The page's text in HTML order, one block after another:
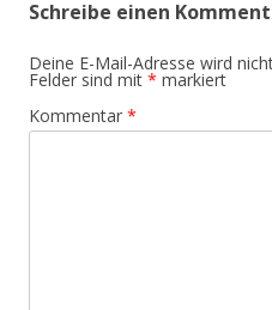
Schreibe einen
Deine E-Mail-Adresse wird
Felder sind mit * markiert
Kommentar *